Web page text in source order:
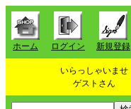
ホーム ログイン 新規登録
いらっしゃいませ
ゲストさん